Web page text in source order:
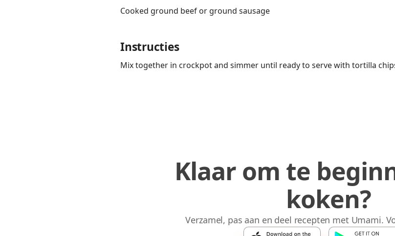
Cooked ground beef or ground sausage
Instructies
Mix together in crockpot and simmer until ready to serve with tortilla
Klaar om te
koken?
Verzamel, pas aan en deel recepten met Umami.